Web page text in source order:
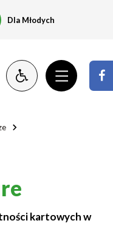
Dla Młodych
kartowych w